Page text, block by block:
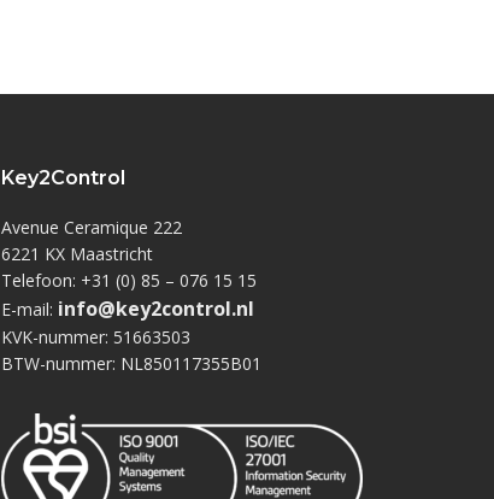
Key2Control
Avenue Ceramique 222
6221 KX Maastricht
Telefoon: +31 (0) 85 – 076 15 15
E-mail: info@key2control.nl
KVK-nummer: 51663503
BTW-nummer: NL850117355B01